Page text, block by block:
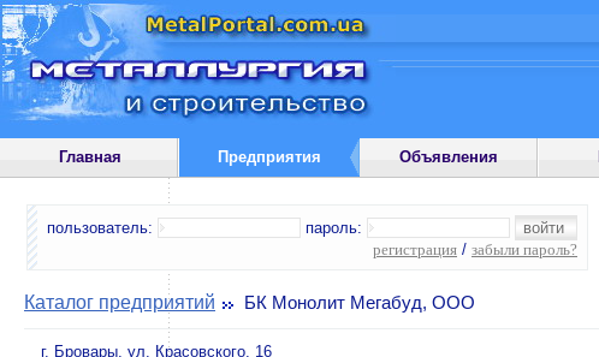
Главная Предприятия Объявления
пользователь:
пароль:
регистрация / забыли пароль?
Каталог предприятий БК Монолит Мегабуд, ООО
г. Бровары, ул. Красовского, 16